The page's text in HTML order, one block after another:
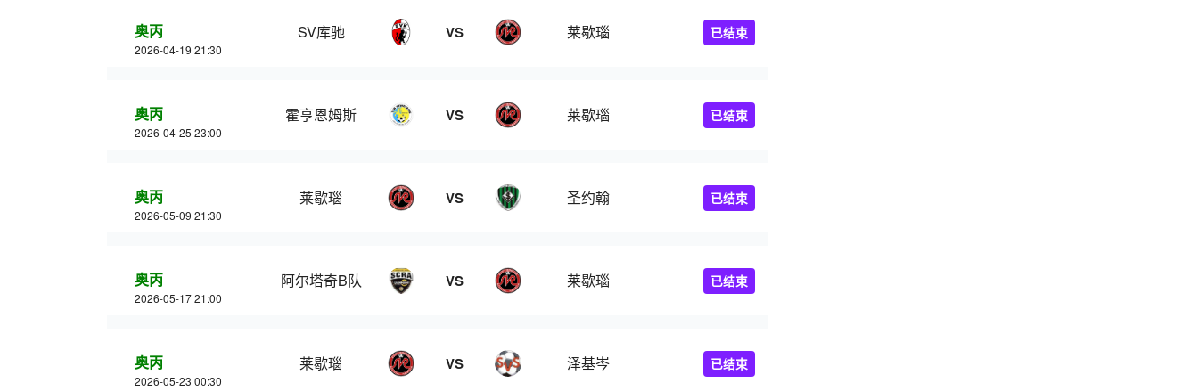
奥丙
2026-04-19 21:30
SV库驰 VS 莱歇瑙 已结束
奥丙
2026-04-25 23:00
霍亨恩姆斯 VS 莱歇瑙 已结束
奥丙
2026-05-09 21:30
莱歇瑙 VS 圣约翰 已结束
奥丙
2026-05-17 21:00
阿尔塔奇B队 VS 莱歇瑙 已结束
奥丙
2026-05-23 00:30
莱歇瑙 VS 泽基岑 已结束